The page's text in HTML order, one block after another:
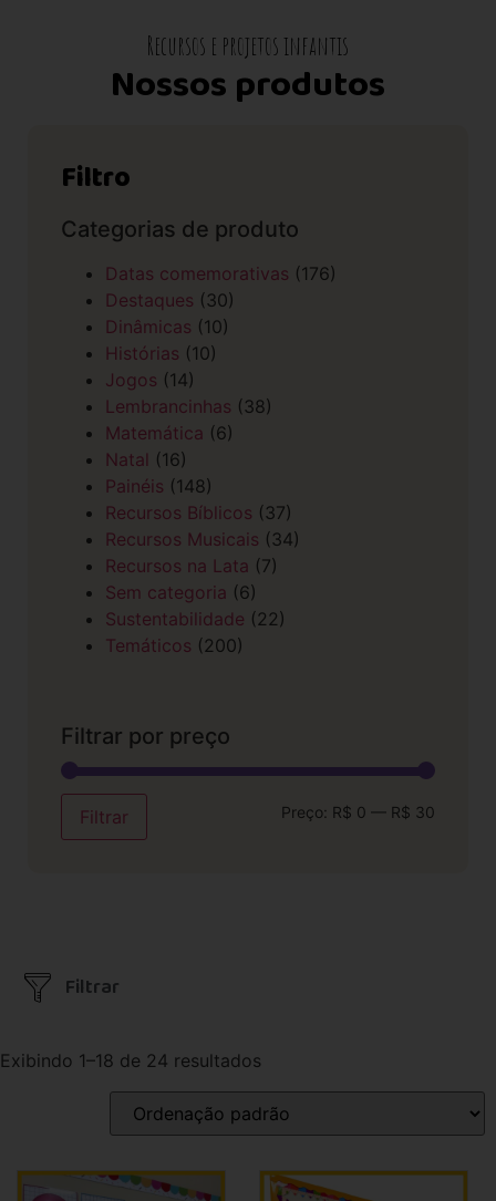
Recursos e projetos infantis
Nossos produtos
Filtro
Categorias de produto
Datas comemorativas (176)
Destaques (30)
Dinâmicas (10)
Histórias (10)
Jogos (14)
Lembrancinhas (38)
Matemática (6)
Natal (16)
Painéis (148)
Recursos Bíblicos (37)
Recursos Musicais (34)
Recursos na Lata (7)
Sem categoria (6)
Sustentabilidade (22)
Temáticos (200)
Filtrar por preço
Filtrar Preço: R$ 0 — R$ 30
Filtrar
Exibindo 1–18 de 24 resultados